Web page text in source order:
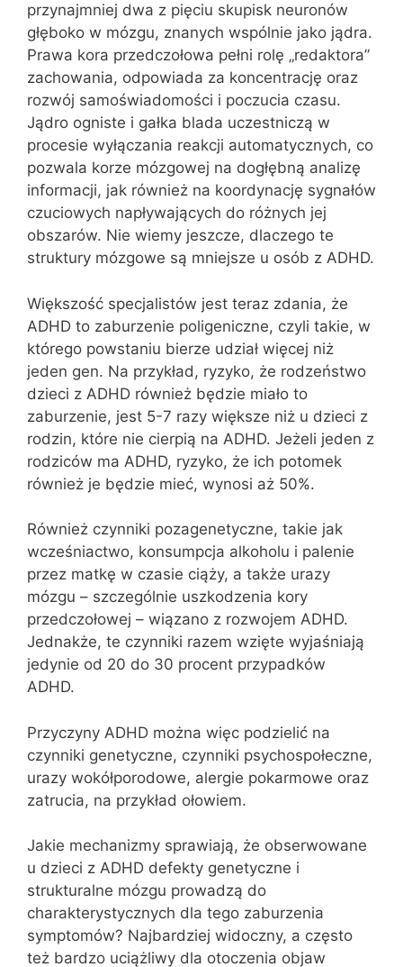
przynajmniej dwa z pięciu skupisk neuronów
głęboko w mózgu, znanych wspólnie jako jądra.
Prawa kora przedczołowa pełni rolę „redaktora”
zachowania, odpowiada za koncentrację oraz
rozwój samoświadomości i poczucia czasu.
Jądro ogniste i gałka blada uczestniczą w
procesie wyłączania reakcji automatycznych, co
pozwala korze mózgowej na dogłębną analizę
informacji, jak również na koordynację sygnałów
czuciowych napływających do różnych jej
obszarów. Nie wiemy jeszcze, dlaczego te
struktury mózgowe są mniejsze u osób z ADHD.
Większość specjalistów jest teraz zdania, że
ADHD to zaburzenie poligeniczne, czyli takie, w
którego powstaniu bierze udział więcej niż
jeden gen. Na przykład, ryzyko, że rodzeństwo
dzieci z ADHD również będzie miało to
zaburzenie, jest 5-7 razy większe niż u dzieci z
rodzin, które nie cierpią na ADHD. Jeżeli jeden z
rodziców ma ADHD, ryzyko, że ich potomek
również je będzie mieć, wynosi aż 50%.
Również czynniki pozagenetyczne, takie jak
wcześniactwo, konsumpcja alkoholu i palenie
przez matkę w czasie ciąży, a także urazy
mózgu – szczególnie uszkodzenia kory
przedczołowej – wiązano z rozwojem ADHD.
Jednakże, te czynniki razem wzięte wyjaśniają
jedynie od 20 do 30 procent przypadków
ADHD.
Przyczyny ADHD można więc podzielić na
czynniki genetyczne, czynniki psychospołeczne,
urazy wokółporodowe, alergie pokarmowe oraz
zatrucia, na przykład ołowiem.
Jakie mechanizmy sprawiają, że obserwowane
u dzieci z ADHD defekty genetyczne i
strukturalne mózgu prowadzą do
charakterystycznych dla tego zaburzenia
symptomów? Najbardziej widoczny, a często
też bardzo uciążliwy dla otoczenia objaw